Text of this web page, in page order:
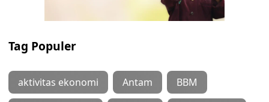
Tag Populer
aktivitas ekonomi Antam BBM